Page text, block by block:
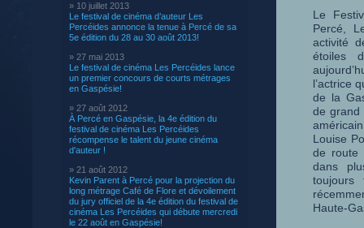
» 10 juillet 2013
Le festival de cinéma d’auteur Les
Percéides annonce la tenue à Percé de sa
5e édition du 28 au 30 août 2013!
» 27 mai 2013
Le festival de cinéma Les Percéides lance
un premier concours de courts métrages
en Gaspésie!
» 27 août 2012
À Percé en Gaspésie, la 4e édition du
festival de cinéma Les Percéides
récompense le talent du jeune cinéma
d'auteur !
» 21 août 2012
Kevin Parent à Percé pour la projection du
long métrage Café de Flore et dévoilement
du jury officiel de la 4e édition du festival de
cinéma Les Percéides qui débute mercredi
le 22 août en Gaspésie!
Le
Percé,
activité
étoiles
l’actrice
de la
de grand
Louise
de route
dans
Haute-